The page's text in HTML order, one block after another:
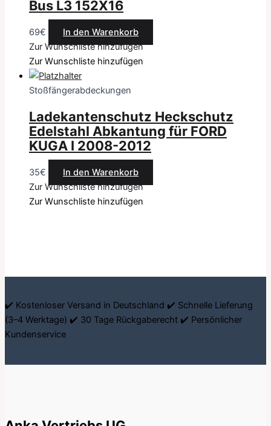
Bus L3 152X16
69€
In den Warenkorb
Zur Wunschliste hinzufügen
Zur Wunschliste hinzufügen
Stoßfängerabdeckungen
Ladekantenschutz Heckschutz
Edelstahl Abkantung für FORD
KUGA I 2008-2012
35€
In den Warenkorb
Zur Wunschliste hinzufügen
Zur Wunschliste hinzufügen
✔️ Kostenloser Versand in Deutschland ✔️ Schnelle Lieferung
(3–4 Werktage) ✔️ 30 Tage Rückgaberecht ✔️ Persönlicher
Kundenservice